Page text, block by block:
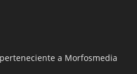
a Morfosmedia